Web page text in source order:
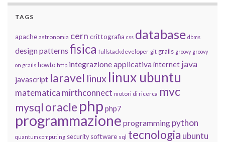
TAGS
apache astronomia cern crittografia css database dbms
design patterns fisica fullstackdeveloper git grails groovy groovy
on grails howto http integrazione applicativainternet java
javascript laravel linux linux ubuntu
matematica mirthconnect motori di ricerca mvc
mysql oracle php php7
programmazione programming python
quantum computing security software sql tecnologia ubuntu